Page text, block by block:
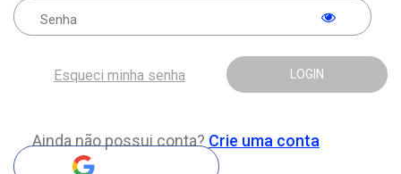
LOGIN
Esqueci minha senha
Ainda não possui conta? Crie uma conta